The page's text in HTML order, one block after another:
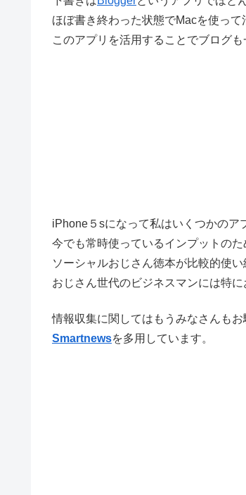
ほぼ書き終わった状態でMacを使って
このアプリを活用することでブログ
iPhone５sになって私はいくつかのア
今でも常時使っているインプットの
ソーシャルおじさん徳本が比較的使
おじさん世代のビジネスマンには特に
情報収集に関してはもうみなさんも
Smartnewsを多用しています。